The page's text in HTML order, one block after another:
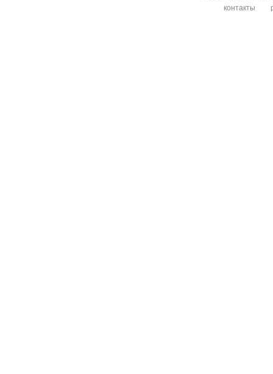
контакты